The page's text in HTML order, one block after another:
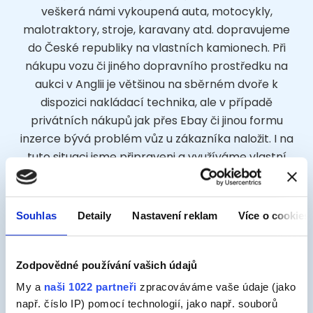
Souhlas Detaily Nastavení reklam Více o cookies
Zodpovědné používání vašich údajů
My a naši 1022 partneři zpracováváme vaše údaje (jako
např. číslo IP) pomocí technologií, jako např. souborů
veškerá námi vykoupená auta, motocykly,
malotraktory, stroje, karavany atd. dopravujeme
do České republiky na vlastních kamionech. Při
nákupu vozu či jiného dopravního prostředku na
aukci v Anglii je většinou na sběrném dvoře k
dispozici nakládací technika, ale v případě
privátních nákupů jak přes Ebay či jinou formu
inzerce bývá problém vůz u zákazníka naložit. I na
tuto situaci jsme připraveni a využíváme vlastní
nakládací rampy, nebo v případě, že vůz nemá
rampy k dispozici a v okolí není žádné vhodné
místo k naložení vozu či stroje - nákladní rampa,
liber), která nam vůz naloží na kamion.
Jsme schopni nakládat po celé GB, v České